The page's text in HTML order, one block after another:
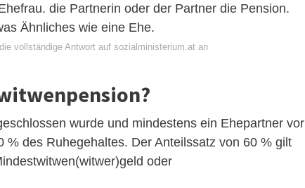
die Partnerin oder der Partner die Pension.
Ähnliches wie eine Ehe.
vollständige Antwort auf sozialministerium.at an
wurde und mindestens ein Ehepartner vor
des Ruhegehaltes. Der Anteilssatz von 60 % gilt
oder